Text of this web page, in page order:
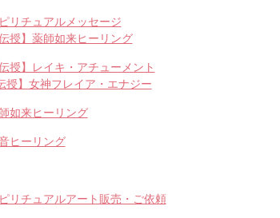
リチュアルメッセージ
伝授】薬師如来ヒーリング
伝授】レイキ・アチューメント
授】女神フレイア・エナジー
如来ヒーリング
ヒーリング
リチュアルアート販売・ご依頼